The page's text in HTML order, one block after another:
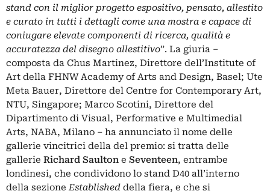
stand con il miglior progetto espositivo, pensato, allestito
e curato in tutti i dettagli come una mostra e capace di
coniugare elevate componenti di ricerca, qualità e
accuratezza del disegno allestitivo”. La giuria –
composta da Chus Martinez, Direttore dell’Institute of
Art della FHNW Academy of Arts and Design, Basel; Ute
Meta Bauer, Direttore del Centre for Contemporary Art,
NTU, Singapore; Marco Scotini, Direttore del
Dipartimento di Visual, Performative e Multimedial
Arts, NABA, Milano – ha annunciato il nome delle
gallerie vincitrici della del premio: si tratta delle
gallerie Richard Saulton e Seventeen, entrambe
londinesi, che condividono lo stand D40 all’interno
della sezioneEstablished della fiera, e che si